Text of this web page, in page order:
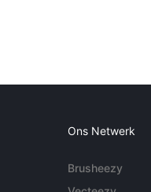
Ons Netwerk
Brusheezy